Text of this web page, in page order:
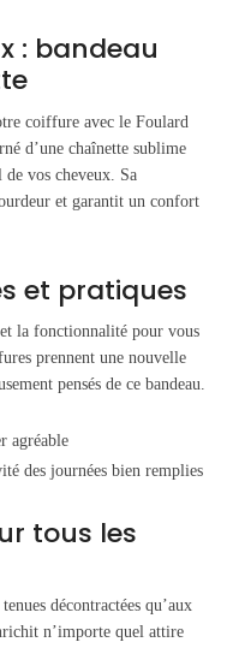
: bandeau
coiffure avec le Foulard
d’une chaînette sublime
de vos cheveux. Sa
et garantit un confort
et pratiques
la fonctionnalité pour vous
prennent une nouvelle
pensés de ce bandeau.
agréable
des journées bien remplies
tous les
décontractées qu’aux
n’importe quel attire